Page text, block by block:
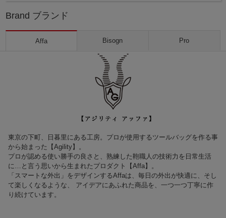
Brand ブランド
Affa Bisogn Pro
東京の下町、日暮里にある工房。プロが使用するツールバッグを作る事
から始まった【Agility】。
プロが認める使い勝手の良さと、熟練した鞄職人の技術力を日常生活
に…と言う思いから生まれたプロダクト【Affa】。
「スマートな外出」をデザインするAffaは、毎日の外出が快適に、そし
て楽しくなるような、 アイデアにあふれた商品を、一つ一つ丁寧に作
り続けています。